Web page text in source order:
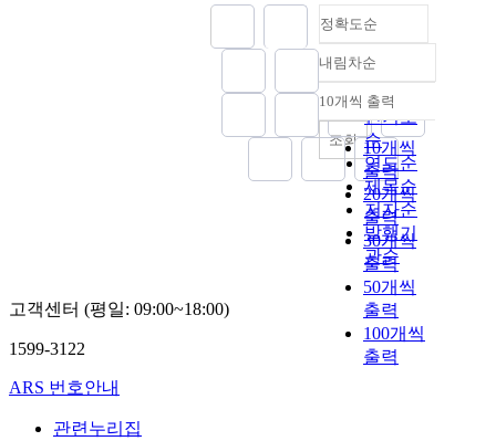
정확도순
정확도
순
인기도
순
연도순
제목순
저자순
발행기
관순
내림차순
내림차순
10개씩 출력
10개씩
출력
20개씩
출력
30개씩
출력
50개씩
출력
100개씩
출력
조회
고객센터 (평일: 09:00~18:00)
1599-3122
ARS 번호안내
관련누리집